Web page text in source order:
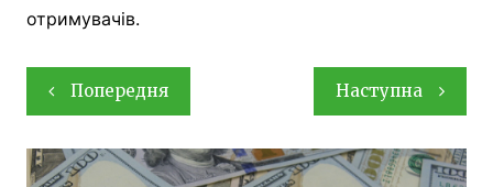
отримувачів.
Навігація
записів
Попередня Наступна